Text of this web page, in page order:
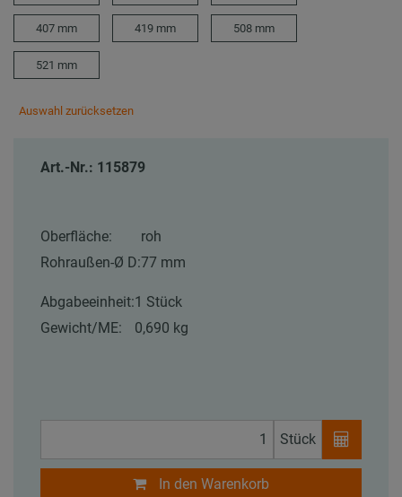
407 mm 419 mm 508 mm
521 mm
Auswahl zurücksetzen
Art.-Nr.: 115879
Oberfläche:
roh
Rohraußen-Ø D:77 mm
Abgabeeinheit:1 Stück
Gewicht/ME:
0,690 kg
Stück
In den Warenkorb